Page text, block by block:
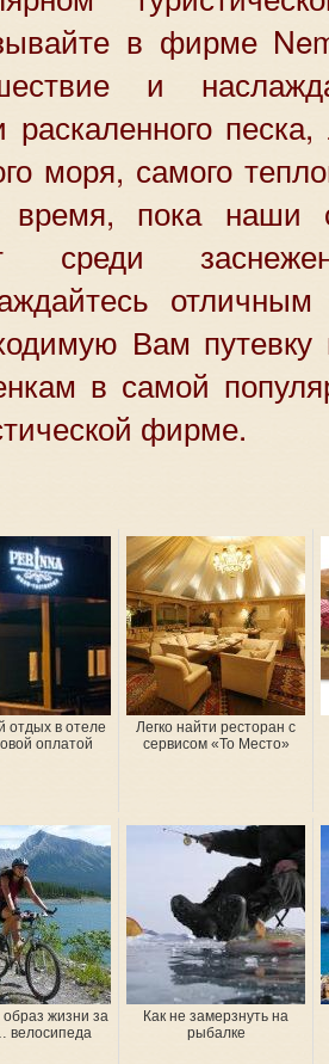
в фирме
и
раскаленного
моря, самого
пока наши
среди
Вам
в самой
фирме.
отдых в отеле
оплатой
Легко найти ресторан с
сервисом «То Место»
жизни за
велосипеда
Как не замерзнуть на
рыбалке